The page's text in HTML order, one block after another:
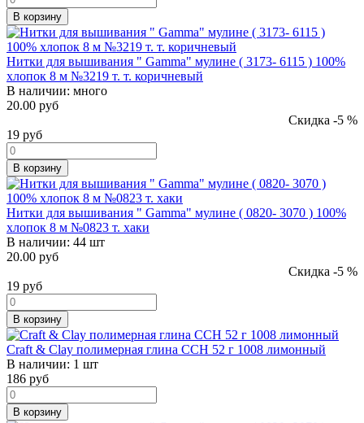
В корзину
Нитки для вышивания " Gamma" мулине ( 3173- 6115 ) 100%
хлопок 8 м №3219 т. т. коричневый
В наличии: много
20.00 руб
Скидка -5 %
19 руб
В корзину
Нитки для вышивания " Gamma" мулине ( 0820- 3070 ) 100%
хлопок 8 м №0823 т. хаки
В наличии: 44 шт
20.00 руб
Скидка -5 %
19 руб
В корзину
Craft & Clay полимерная глина CCH 52 г 1008 лимонный
В наличии: 1 шт
186 руб
В корзину